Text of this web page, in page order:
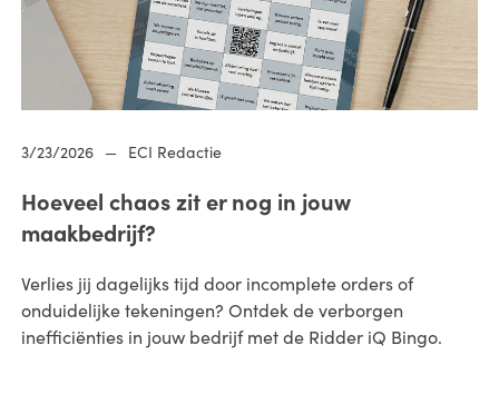
3/23/2026 — ECI Redactie
Hoeveel chaos zit er nog in jouw
maakbedrijf?
Verlies jij dagelijks tijd door incomplete orders of
onduidelijke tekeningen? Ontdek de verborgen
inefficiënties in jouw bedrijf met de Ridder iQ Bingo.